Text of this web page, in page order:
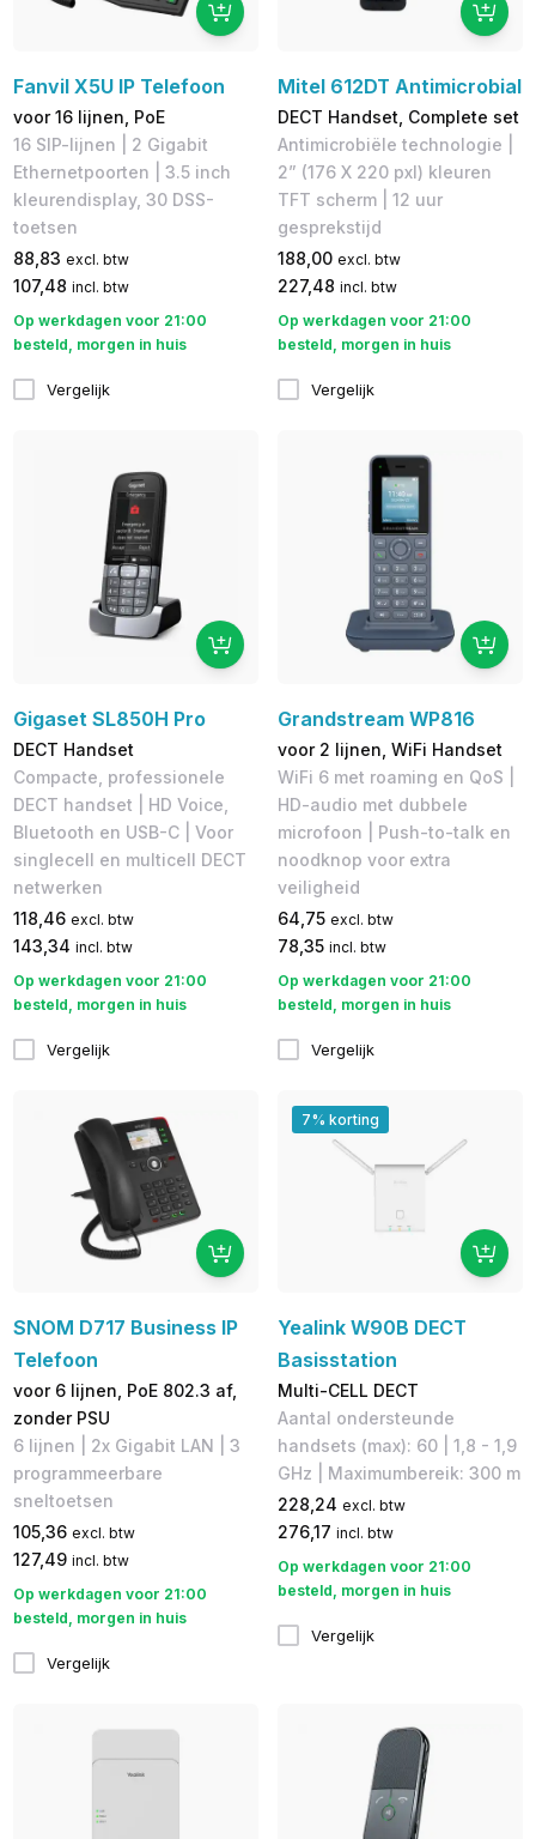
Fanvil X5U IP Telefoon
voor 16 lijnen, PoE
1​6 SIP-lijnen | 2 Gigabit
Ethernetpoorten | 3.5 inch
kleurendisplay, 30 DSS-
toetsen
88,83 excl. btw
107,48 incl. btw
Op werkdagen voor 21:00
besteld, morgen in huis
Vergelijk
Mitel 612DT Antimicrobial
DECT Handset, Complete set
Antimicrobiële technologie |
2” (176 X 220 pxl) kleuren
TFT scherm | 12 uur
gesprekstijd
188,00 excl. btw
227,48 incl. btw
Op werkdagen voor 21:00
besteld, morgen in huis
Vergelijk
Gigaset SL850H Pro
DECT Handset
Compacte, professionele
DECT handset | HD Voice,
Bluetooth en USB-C | Voor
singlecell en multicell DECT
netwerken
118,46 excl. btw
143,34 incl. btw
Op werkdagen voor 21:00
besteld, morgen in huis
Vergelijk
Grandstream WP816
voor 2 lijnen, WiFi Handset
WiFi 6 met roaming en QoS |
HD-audio met dubbele
microfoon | Push-to-talk en
noodknop voor extra
veiligheid
64,75 excl. btw
78,35 incl. btw
Op werkdagen voor 21:00
besteld, morgen in huis
Vergelijk
SNOM D717 Business IP
Telefoon
voor 6 lijnen, PoE 802.3 af,
zonder PSU
6 lijnen | ​2x Gigabit LAN | 3
programmeerbare
sneltoetsen
105,36 excl. btw
127,49 incl. btw
Op werkdagen voor 21:00
besteld, morgen in huis
Vergelijk
7% korting
Yealink W90B DECT
Basisstation
Multi-CELL DECT
Aantal ondersteunde
handsets (max): 60 | 1,8 - 1,9
GHz | Maximumbereik: 300 m
228,24 excl. btw
276,17 incl. btw
Op werkdagen voor 21:00
besteld, morgen in huis
Vergelijk